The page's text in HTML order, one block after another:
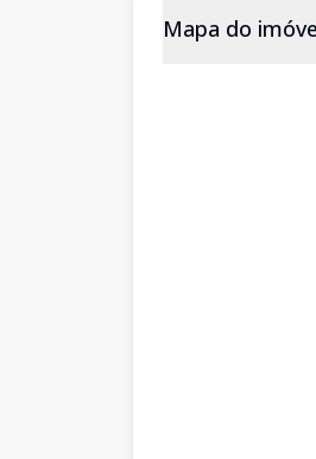
Mapa do